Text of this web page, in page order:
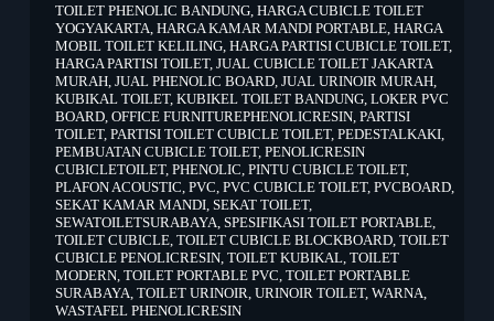
TOILET PHENOLIC BANDUNG, HARGA CUBICLE TOILET
YOGYAKARTA, HARGA KAMAR MANDI PORTABLE, HARGA
MOBIL TOILET KELILING, HARGA PARTISI CUBICLE TOILET,
HARGA PARTISI TOILET, JUAL CUBICLE TOILET JAKARTA
MURAH, JUAL PHENOLIC BOARD, JUAL URINOIR MURAH,
KUBIKAL TOILET, KUBIKEL TOILET BANDUNG, LOKER PVC
BOARD, OFFICE FURNITUREPHENOLICRESIN, PARTISI
TOILET, PARTISI TOILET CUBICLE TOILET, PEDESTALKAKI,
PEMBUATAN CUBICLE TOILET, PENOLICRESIN
CUBICLETOILET, PHENOLIC, PINTU CUBICLE TOILET,
PLAFON ACOUSTIC, PVC, PVC CUBICLE TOILET, PVCBOARD,
SEKAT KAMAR MANDI, SEKAT TOILET,
SEWATOILETSURABAYA, SPESIFIKASI TOILET PORTABLE,
TOILET CUBICLE, TOILET CUBICLE BLOCKBOARD, TOILET
CUBICLE PENOLICRESIN, TOILET KUBIKAL, TOILET
MODERN, TOILET PORTABLE PVC, TOILET PORTABLE
SURABAYA, TOILET URINOIR, URINOIR TOILET, WARNA,
WASTAFEL PHENOLICRESIN